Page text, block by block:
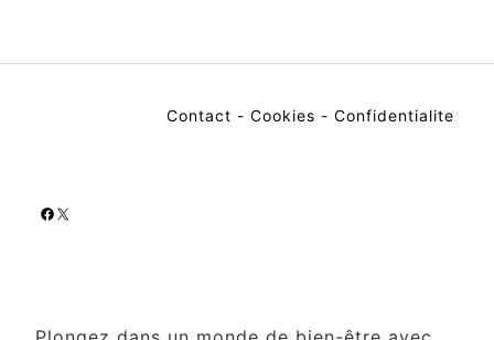
Contact - Cookies - Confidentialite
Facebook
X